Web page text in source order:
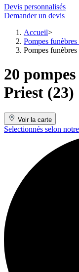
Devis personnalisés
Demander un devis
Accueil
Pompes
Pompes
20
Priest (23)
Voir la carte
Selectionnés selon